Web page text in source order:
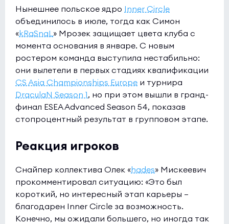
Нынешнее польское ядро Inner Circle
объединилось в июле, тогда как Симон
«kRaSnaL» Мрозек защищает цвета клуба с
момента основания в январе. С новым
ростером команда выступила нестабильно:
они вылетели в первых стадиях квалификации
CS Asia Championships Europe и турнира
DraculaN Season 1, но при этом вышли в гранд-
финал ESEA Advanced Season 54, показав
стопроцентный результат в групповом этапе.
Реакция игроков
Снайпер коллектива Олек «hades» Мискеевич
прокомментировал ситуацию: «Это был
короткий, но интересный этап карьеры –
благодарен Inner Circle за возможность.
Конечно, мы ожидали большего, но иногда так